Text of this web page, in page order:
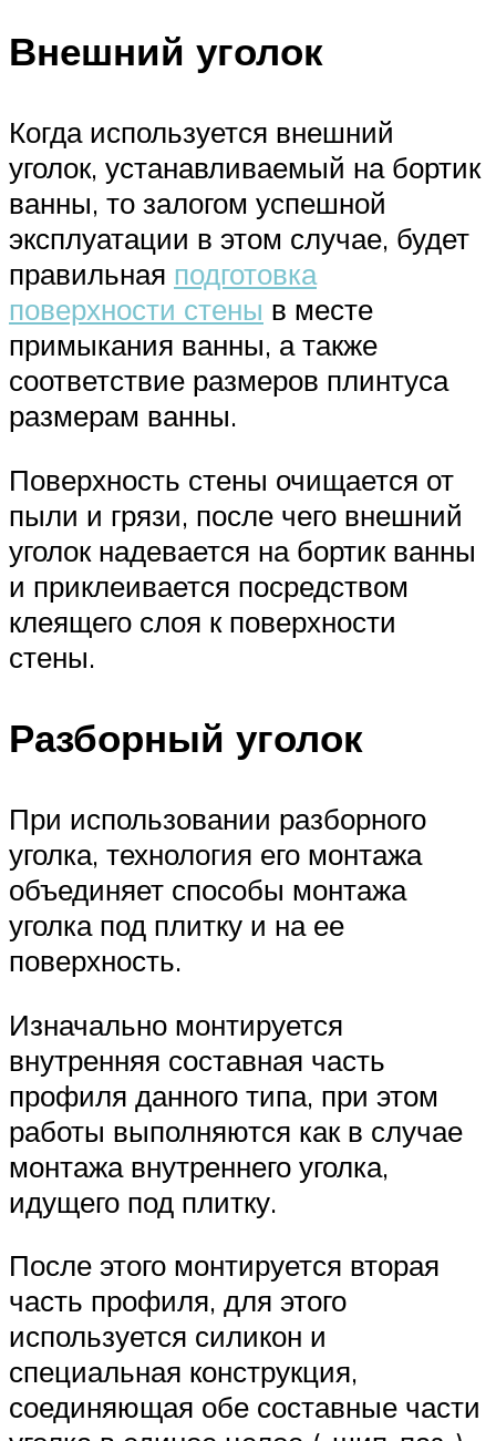
Внешний уголок
Когда используется внешний
уголок, устанавливаемый на бортик
ванны, то залогом успешной
эксплуатации в этом случае, будет
правильная подготовка
поверхности стены в месте
примыкания ванны, а также
соответствие размеров плинтуса
размерам ванны.
Поверхность стены очищается от
пыли и грязи, после чего внешний
уголок надевается на бортик ванны
и приклеивается посредством
клеящего слоя к поверхности
стены.
Разборный уголок
При использовании разборного
уголка, технология его монтажа
объединяет способы монтажа
уголка под плитку и на ее
поверхность.
Изначально монтируется
внутренняя составная часть
профиля данного типа, при этом
работы выполняются как в случае
монтажа внутреннего уголка,
идущего под плитку.
После этого монтируется вторая
часть профиля, для этого
используется силикон и
специальная конструкция,
соединяющая обе составные части